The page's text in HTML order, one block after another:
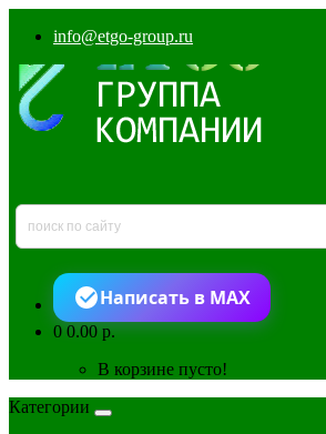
info@etgo-group.ru
Написать в MAX
00.00 р.
В корзине пусто!
Категории